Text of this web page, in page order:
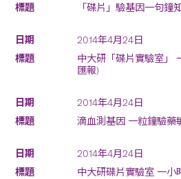
「碟片」驗基因一句鐘
2014年4月24日
中大研「碟片實驗室」
匯報)
2014年4月24日
滴血測基因 一粒鐘驗藥
2014年4月24日
中大研碟片實驗室 一小